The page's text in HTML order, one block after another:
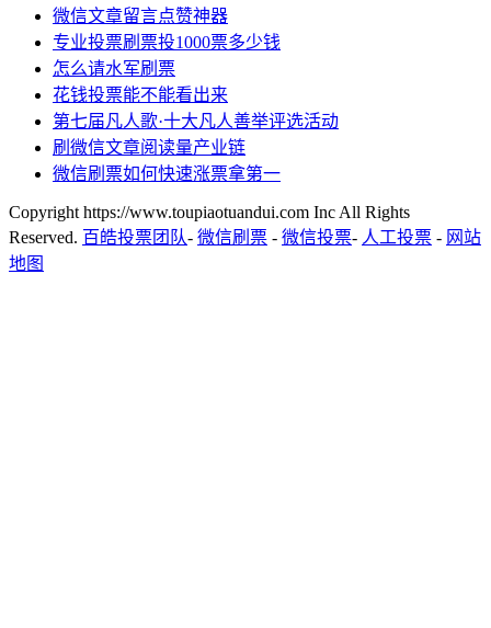
微信文章留言点赞神器
专业投票刷票投1000票多少钱
怎么请水军刷票
花钱投票能不能看出来
第七届凡人歌·十大凡人善举评选活动
刷微信文章阅读量产业链
微信刷票如何快速涨票拿第一
Copyright https://www.toupiaotuandui.com Inc All Rights
Reserved. 百皓投票团队- 微信刷票 - 微信投票- 人工投票 - 网站
地图